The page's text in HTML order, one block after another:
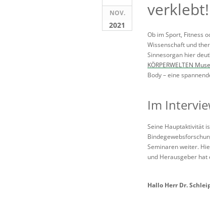
NOV.
2021
verklebt!
Ob im Sport, Fitness
Wissenschaft und
Sinnesorgan hier
KÖRPERWELTEN
Body – eine
Im
Seine Hauptaktivität
Seminaren weiter.
und Herausgeber
Hallo Herr Dr.